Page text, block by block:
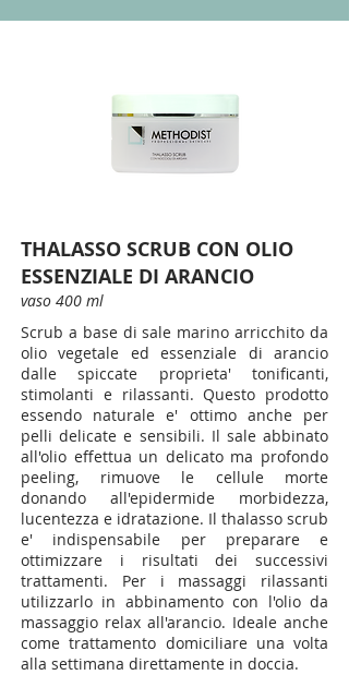
THALASSO SCRUB CON OLIO
ESSENZIALE DI ARANCIO
vaso 400 ml
Scrub a base di sale marino arricchito da
olio vegetale ed essenziale di arancio
dalle spiccate proprieta' tonificanti,
stimolanti e rilassanti. Questo prodotto
essendo naturale e' ottimo anche per
pelli delicate e sensibili. Il sale abbinato
all'olio effettua un delicato ma profondo
peeling, rimuove le cellule morte
donando all'epidermide morbidezza,
lucentezza e idratazione. Il thalasso scrub
e' indispensabile per preparare e
ottimizzare i risultati dei successivi
trattamenti. Per i massaggi rilassanti
utilizzarlo in abbinamento con l'olio da
massaggio relax all'arancio. Ideale anche
come trattamento domiciliare una volta
alla settimana direttamente in doccia.